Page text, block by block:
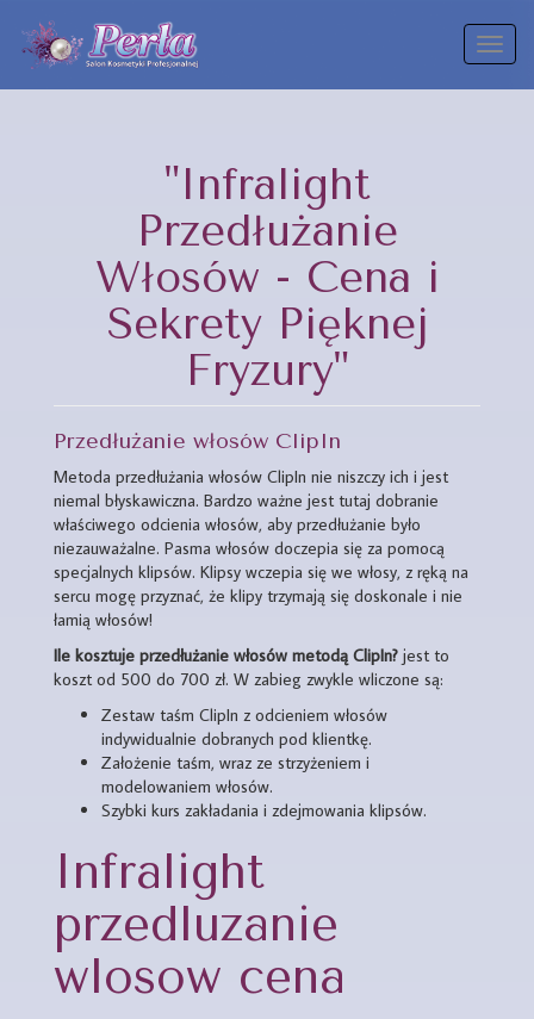
"Infralight
Przedłużanie
Włosów - Cena i
Sekrety Pięknej
Fryzury"
Przedłużanie włosów ClipIn
Metoda przedłużania włosów ClipIn nie niszczy ich i jest
niemal błyskawiczna. Bardzo ważne jest tutaj dobranie
właściwego odcienia włosów, aby przedłużanie było
niezauważalne. Pasma włosów doczepia się za pomocą
specjalnych klipsów. Klipsy wczepia się we włosy, z ręką na
sercu mogę przyznać, że klipy trzymają się doskonale i nie
łamią włosów!
Ile kosztuje przedłużanie włosów metodą ClipIn? jest to
koszt od 500 do 700 zł. W zabieg zwykle wliczone są:
Zestaw taśm ClipIn z odcieniem włosów
indywidualnie dobranych pod klientkę.
Założenie taśm, wraz ze strzyżeniem i
modelowaniem włosów.
Szybki kurs zakładania i zdejmowania klipsów.
Infralight
przedluzanie
wlosow cena